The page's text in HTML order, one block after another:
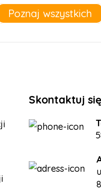
Poznaj wszystkich
Skontaktuj